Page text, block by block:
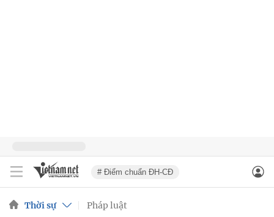
# Điểm chuẩn ĐH-CĐ
Thời sự Pháp luật